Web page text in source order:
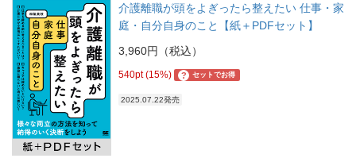
介護離職が頭をよぎったら整えたい 仕事・家
庭・自分自身のこと【紙＋PDFセット】
3,960円（税込）
540pt (15%) ? セットでお得
2025.07.22発売